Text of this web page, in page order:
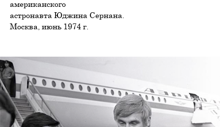
американского
астронавта Юджина Сернана.
Москва, июнь 1974 г.